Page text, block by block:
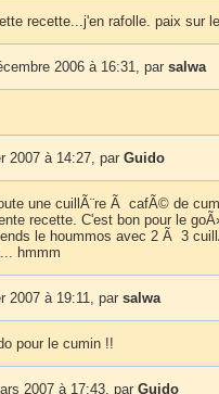
recette...j'en rafolle. paix sur
2006 à 16:31, par salwa
2007 à 14:27, par Guido
une cuillÃ¨re Ã cafÃ© de
recette. C'est bon pour le
le hoummos avec 2 Ã 3
hmmm
2007 à 19:11, par salwa
pour le cumin !!
2007 à 17:43, par Guido